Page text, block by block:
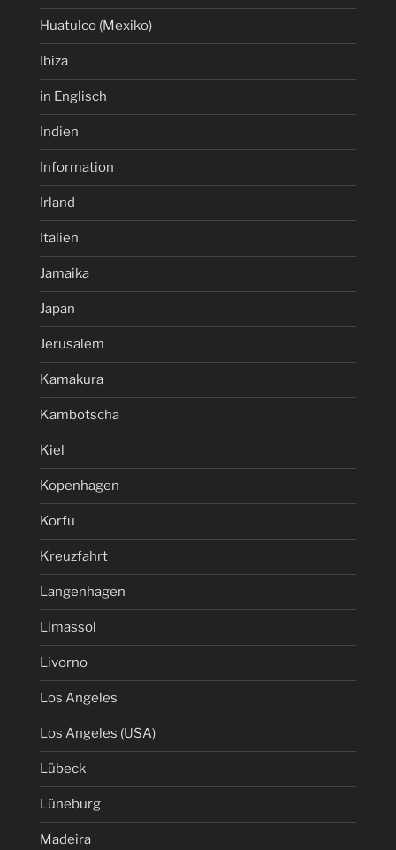
Huatulco (Mexiko)
Ibiza
in Englisch
Indien
Information
Irland
Italien
Jamaika
Japan
Jerusalem
Kamakura
Kambotscha
Kiel
Kopenhagen
Korfu
Kreuzfahrt
Langenhagen
Limassol
Livorno
Los Angeles
Los Angeles (USA)
Lübeck
Lüneburg
Madeira